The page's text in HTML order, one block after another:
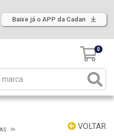
Baixe já o APP da Cadan
0
VOLTAR